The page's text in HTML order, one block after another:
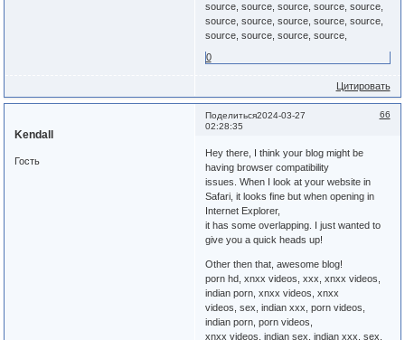
source, source, source, source, source,
source, source, source, source, source,
source, source, source, source,
0
Цитировать
Поделиться 66
2024-03-27
02:28:35
Kendall
Гость
Hey there, I think your blog might be
having browser compatibility
issues. When I look at your website in
Safari, it looks fine but when opening in
Internet Explorer,
it has some overlapping. I just wanted to
give you a quick heads up!
Other then that, awesome blog!
porn hd, xnxx videos, xxx, xnxx videos,
indian porn, xnxx videos, xnxx
videos, sex, indian xxx, porn videos,
indian porn, porn videos,
xnxx videos, indian sex, indian xxx, sex,